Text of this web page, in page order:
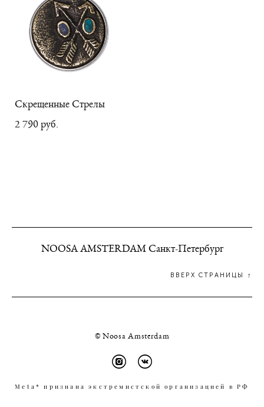
Скрещенные Стрелы
2 790 pуб.
NOOSA AMSTERDAM Санкт-Петербург
ВВЕРХ СТРАНИЦЫ ↑
© Noosa Amsterdam
Meta* признана экстремистской организацией в РФ